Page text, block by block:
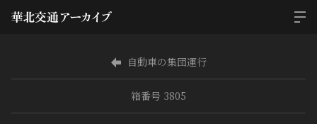
自動車の集団運行
箱番号 3805